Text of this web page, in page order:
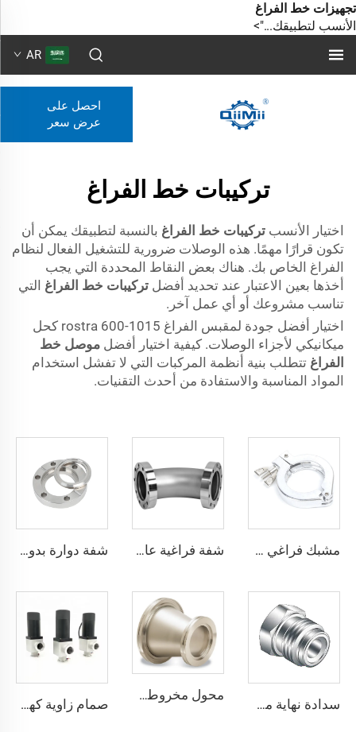
تجهيزات خط الفراغ
الأنسب لتطبيقك...">
AR
احصل على
عرض سعر
تركيبات خط الفراغ
اختيار الأنسب تركيبات خط الفراغ بالنسبة لتطبيقك يمكن أن
تكون قرارًا مهمًا. هذه الوصلات ضرورية للتشغيل الفعال لنظام
الفراغ الخاص بك. هناك بعض النقاط المحددة التي يجب
أخذها بعين الاعتبار عند تحديد أفضل تركيبات خط الفراغ التي
تناسب مشروعك أو أي عمل آخر.
اختيار أفضل جودة لمقبس الفراغ rostra 600-1015 كحل
ميكانيكي لأجزاء الوصلات. كيفية اختيار أفضل موصل خط
الفراغ تتطلب بنية أنظمة المركبات التي لا تفشل استخدام
المواد المناسبة والاستفادة من أحدث التقنيات.
مشبك فراغي من الألومنيوم بنقطة تثبيت واحدة، تجهيزات مواسير KF16-KF50، مشابك نقطة تثبيت واحدة NW16-NW50 للفراغ لأشباه الموصلات شفة فراغية عالية، منحنى معدني بزاوية 90 درجة من الفولاذ المقاوم للصدأ SS304 SS316L، نوع CF دوار، شفة CF16-CF100، ذات ثقوب عابرة، وصلات أنابيب 3/4"-4" شفة دوارة بدون ثقوب من نوع CF مع ثقوب مخرشة CF16-CF250 تركيبات فراغ عالي SS304 SS316L شفاه من الفولاذ المقاوم للصدأ 1/2"-10" بثقوب عابرة/خيط متري/خيط UNC
سدادة نهاية من الفولاذ المقاوم للصدأ SS316L تركيبات QCR ذات الوجه المعدني 1/8"-1" تلدين لامع/تلميع كهربائي
محول مخروطي ISO-K مع وصلة لحام، شفة تفريغ ISO80xISO63-ISO100xISO80 من الفولاذ المقاوم للصدأ SS304/SS316L، وصلة تفريغ عالية الجودة
صمام زاوية كهرومغناطيسي جسم ألومنيوم زاوية 90 درجة نوع L فراغ عالي تركيب KF16/KF25/KF40/KF50 NW25/NW40 صمام زاوية